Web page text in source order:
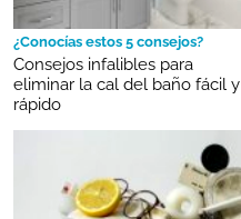
¿Conocías estos 5 consejos?
Consejos infalibles para
eliminar la cal del baño fácil y
rápido